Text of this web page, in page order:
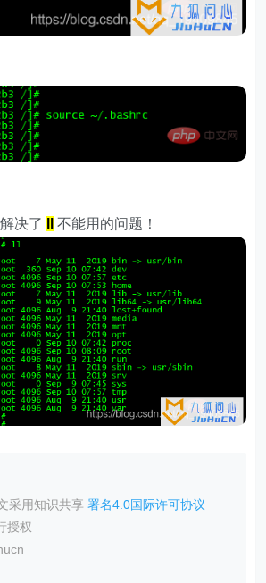
决了 不能用的问题！
采用知识共享署名4.0国际许可协议
授权